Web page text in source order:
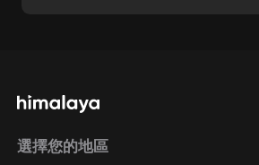
選擇您的地區